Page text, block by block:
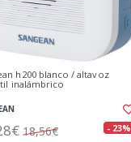
h200 blanco / altavoz
inalámbrico
18,56€ - 23%